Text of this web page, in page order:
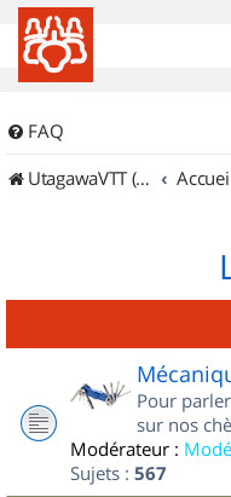
FAQ
UtagawaVTT (Randos VTT et VTTAE avec traces GPS)
Pour
sur nos
Modérateur :
Sujets : 567